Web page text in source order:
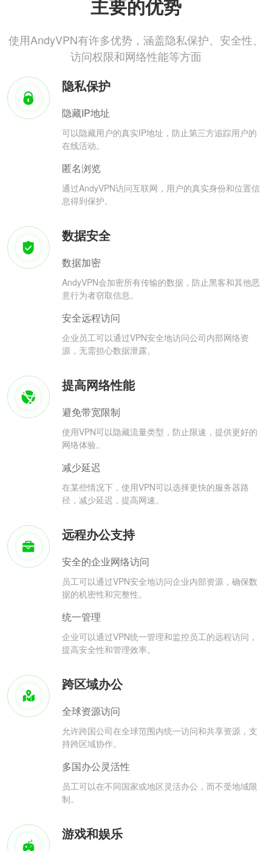
主要的优势
使用AndyVPN有许多优势，涵盖隐私保护、安全性、
访问权限和网络性能等方面
隐私保护
隐藏IP地址
可以隐藏用户的真实IP地址，防止第三方追踪用户的
在线活动。
匿名浏览
通过AndyVPN访问互联网，用户的真实身份和位置信
息得到保护。
数据安全
数据加密
AndyVPN会加密所有传输的数据，防止黑客和其他恶
意行为者窃取信息。
安全远程访问
企业员工可以通过VPN安全地访问公司内部网络资
源，无需担心数据泄露。
提高网络性能
避免带宽限制
使用VPN可以隐藏流量类型，防止限速，提供更好的
网络体验。
减少延迟
在某些情况下，使用VPN可以选择更快的服务器路
径，减少延迟，提高网速。
远程办公支持
安全的企业网络访问
员工可以通过VPN安全地访问企业内部资源，确保数
据的机密性和完整性。
统一管理
企业可以通过VPN统一管理和监控员工的远程访问，
提高安全性和管理效率。
跨区域办公
全球资源访问
允许跨国公司在全球范围内统一访问和共享资源，支
持跨区域协作。
多国办公灵活性
员工可以在不同国家或地区灵活办公，而不受地域限
制。
游戏和娱乐